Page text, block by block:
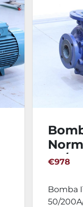
50/
€978
Bomba
50/